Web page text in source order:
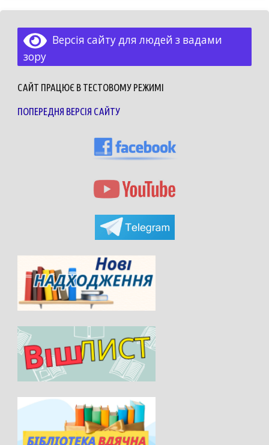
Версія сайту для людей з вадами
зору
САЙТ ПРАЦЮЄ В ТЕСТОВОМУ РЕЖИМІ
ПОПЕРЕДНЯ ВЕРСІЯ САЙТУ